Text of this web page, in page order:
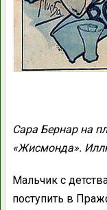
Сара Бернар на
«Жисмонда».
Мальчик с
поступить в